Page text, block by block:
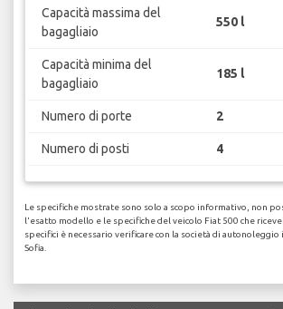
Capacità massima del
bagagliaio
550 l
Capacità minima del
bagagliaio
185 l
Numero di porte 2
Numero di posti 4
Le specifiche mostrate sono solo a scopo informativo, non
l'esatto modello e le specifiche del veicolo Fiat 500 che
specifici è necessario verificare con la società di
Sofia.